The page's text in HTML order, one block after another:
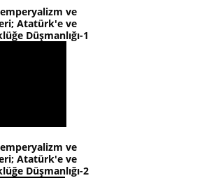
ve
Atatürk'e ve
Düşmanlığı-1
ve
Atatürk'e ve
Düşmanlığı-2